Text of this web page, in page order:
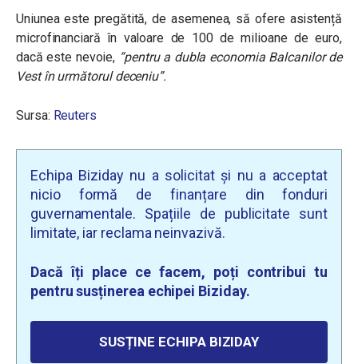
Uniunea este pregătită, de asemenea, să ofere asistență
microfinanciară în valoare de 100 de milioane de euro,
dacă este nevoie, “pentru a dubla economia Balcanilor de
Vest în următorul deceniu”.
Sursa: Reuters
Echipa Biziday nu a solicitat și nu a acceptat
nicio formă de finanțare din fonduri
guvernamentale. Spațiile de publicitate sunt
limitate, iar reclama neinvazivă.
Dacă îți place ce facem, poți contribui tu
pentru susținerea echipei Biziday.
SUSȚINE ECHIPA BIZIDAY